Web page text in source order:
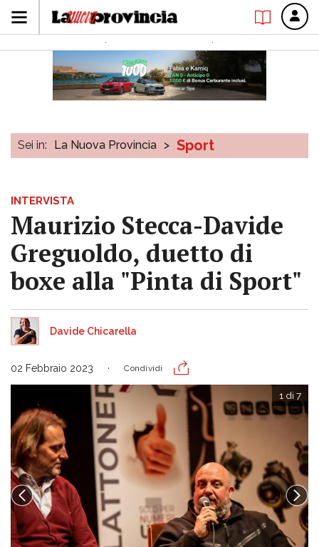
Sei in: La Nuova Provincia > Sport
INTERVISTA
Maurizio Stecca-Davide
Greguoldo, duetto di
boxe alla "Pinta di Sport"
Davide Chicarella
02 Febbraio 2023 Condividi
1 di 7